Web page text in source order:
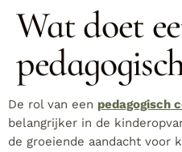
Wat doet
De rol van een pedagogisch
belangrijker in de
de groeiende aandacht voor